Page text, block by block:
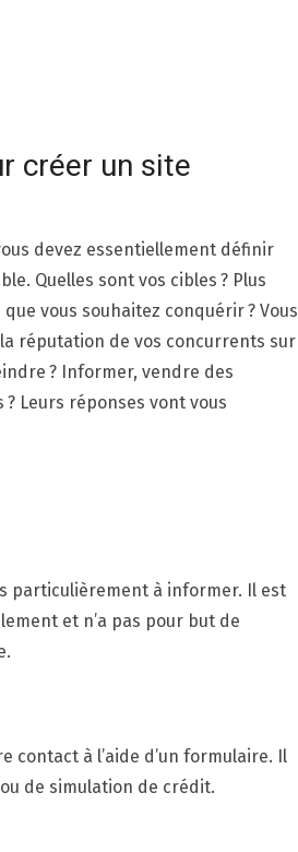
créer un site
devez essentiellement définir
Quelles sont vos cibles ? Plus
vous souhaitez conquérir ? Vous
réputation de vos concurrents sur
? Informer, vendre des
réponses vont vous
particulièrement à informer. Il est
et n’a pas pour but de
contact à l’aide d’un formulaire. Il
de simulation de crédit.